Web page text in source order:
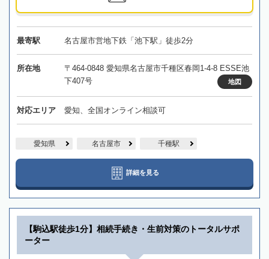
最寄駅 名古屋市営地下鉄「池下駅」徒歩2分
所在地
〒464-0848 愛知県名古屋市千種区春岡1-4-8 ESSE池
下407号
地図
対応エリア 愛知、全国オンライン相談可
愛知県 名古屋市 千種駅
詳細を見る
【駒込駅徒歩1分】相続手続き・生前対策のトータルサポ
ーター